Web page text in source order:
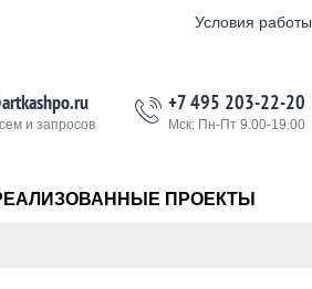
Условия работы
и запросов
+7 495 203-22-20
Мск: Пн-Пт 9.00-19.00
ПРОЕКТЫ